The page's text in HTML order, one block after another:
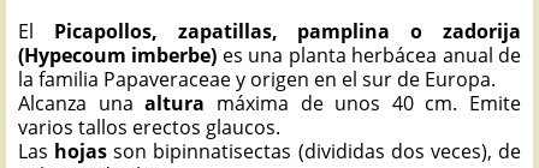
El Picapollos, zapatillas, pamplina o zadorija
(Hypecoum imberbe) es una planta herbácea anual de
la familia Papaveraceae y origen en el sur de Europa.
Alcanza unaaltura máxima de unos 40 cm. Emite
varios tallos erectos glaucos.
Las hojasson bipinnatisectas (divididas dos veces), de